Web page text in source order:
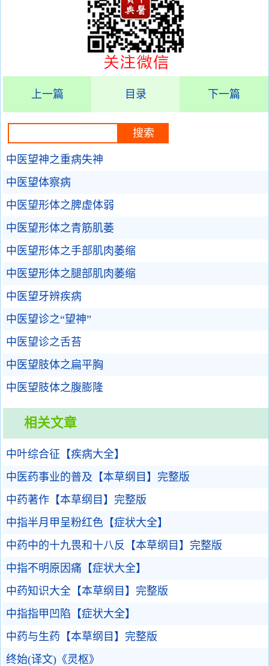
上一篇 目录 下一篇
中医望神之重病失神
中医望体察病
中医望形体之脾虚体弱
中医望形体之青筋肌萎
中医望形体之手部肌肉萎缩
中医望形体之腿部肌肉萎缩
中医望牙辨疾病
中医望诊之“望神”
中医望诊之舌苔
中医望肢体之扁平胸
中医望肢体之腹膨隆
相关文章
中叶综合征【疾病大全】
中医药事业的普及【本草纲目】完整版
中药著作【本草纲目】完整版
中指半月甲呈粉红色【症状大全】
中药中的十九畏和十八反【本草纲目】完整版
中指不明原因痛【症状大全】
中药知识大全【本草纲目】完整版
中指指甲凹陷【症状大全】
中药与生药【本草纲目】完整版
终始(译文)《灵枢》